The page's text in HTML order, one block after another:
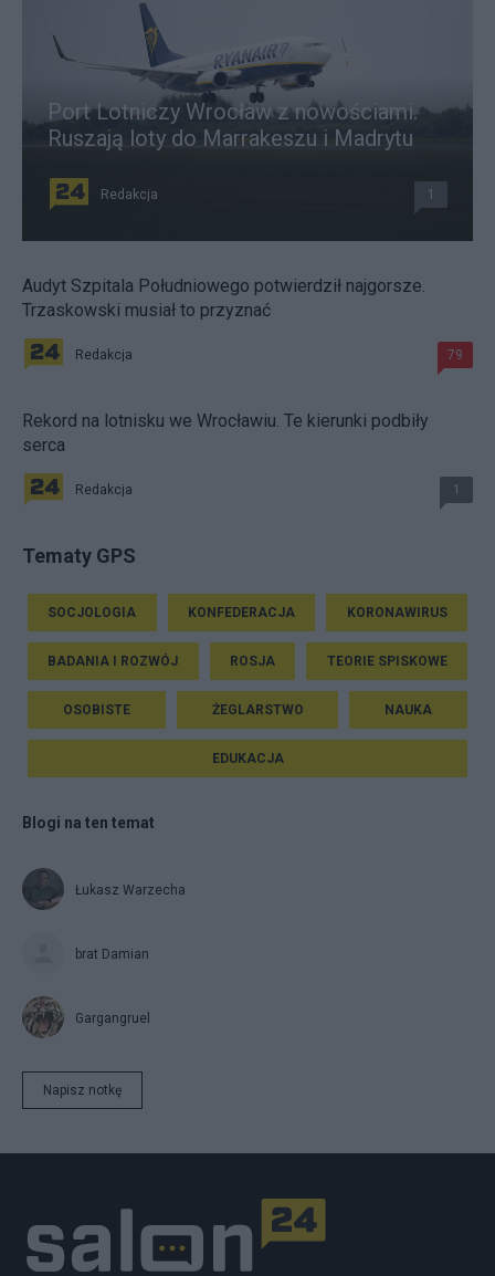
Port Lotniczy Wrocław z nowościami.
Ruszają loty do Marrakeszu i Madrytu
Redakcja 1
Audyt Szpitala Południowego potwierdził najgorsze.
Trzaskowski musiał to przyznać
Redakcja 79
Rekord na lotnisku we Wrocławiu. Te kierunki podbiły
serca
Redakcja 1
Tematy GPS
SOCJOLOGIA KONFEDERACJA KORONAWIRUS
BADANIA I ROZWÓJ ROSJA TEORIE SPISKOWE
OSOBISTE ŻEGLARSTWO NAUKA
EDUKACJA
Blogi na ten temat
Łukasz Warzecha
brat Damian
Gargangruel
Napisz notkę